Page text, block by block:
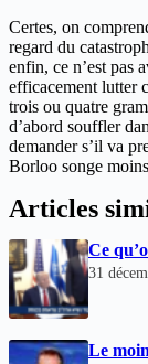
Certes, on
regard du
enfin, ce n’est pas
efficacement lutter
trois ou quatre
d’abord souffler
demander s’il va
Borloo songe
Articles
Ce
31
Le